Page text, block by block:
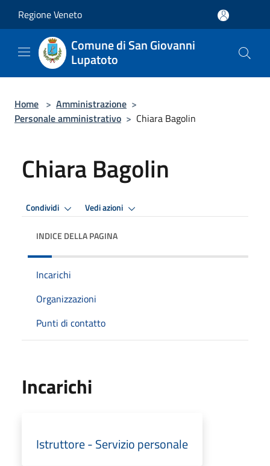
Regione Veneto
Comune di San Giovanni
Lupatoto
Home > Amministrazione >
Personale amministrativo > Chiara Bagolin
Chiara Bagolin
Condividi Vedi azioni
INDICE DELLA PAGINA
Incarichi
Organizzazioni
Punti di contatto
Incarichi
Istruttore - Servizio personale